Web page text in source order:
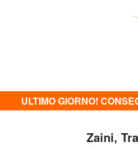
ULTIMO GIORNO!
Zaini,